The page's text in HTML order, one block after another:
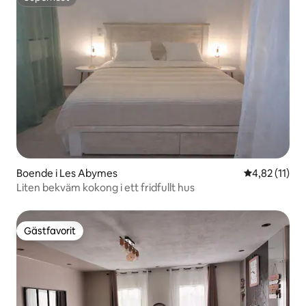
Superhost
Boende i Les Abymes 4,82 av 5 i
4,82 (11)
Liten bekväm kokong i ett fridfullt hus
Gästfavorit
Gästfavorit